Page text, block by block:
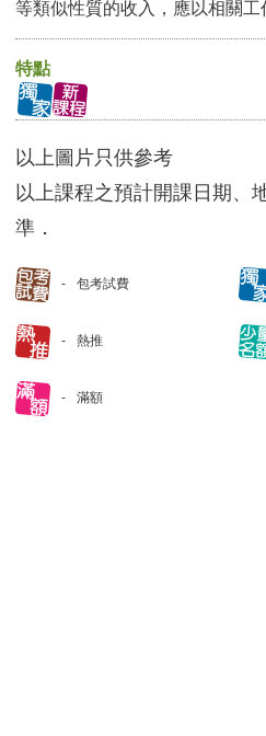
等類似性質的收入，應以相關工
特點
以上圖片只供參考
以上課程之預計開課日期、
準．
包考試費
熱推
滿額